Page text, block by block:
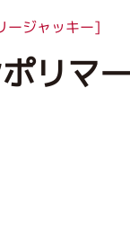
ージャッキー]
リマ